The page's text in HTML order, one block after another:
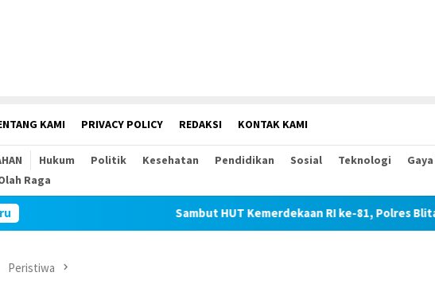
KAMI PRIVACY POLICY REDAKSI KONTAK KAMI
Hukum Politik Kesehatan Pendidikan Sosial Teknologi
Raga
Sambut HUT Kemerdekaan RI ke-81, Polres Blitar Kota Salurkan
Peristiwa